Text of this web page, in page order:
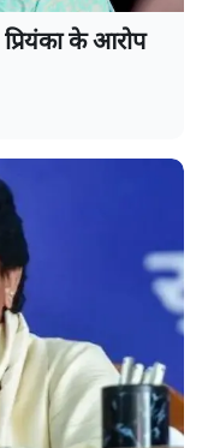
के आरोप